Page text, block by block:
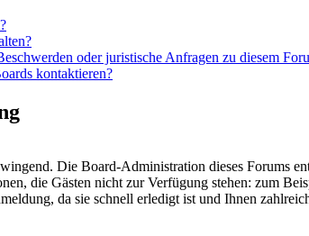
oder juristische Anfragen zu diesem
kontaktieren?
Die Board-Administration dieses Forums
die Gästen nicht zur Verfügung stehen: zum
da sie schnell erledigt ist und Ihnen